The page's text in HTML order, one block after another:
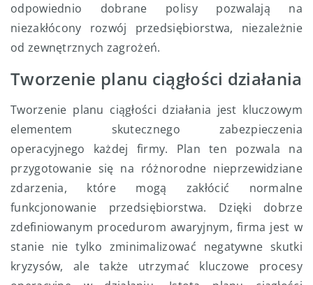
odpowiednio dobrane polisy pozwalają na
niezakłócony rozwój przedsiębiorstwa, niezależnie
od zewnętrznych zagrożeń.
Tworzenie planu ciągłości działania
Tworzenie planu ciągłości działania jest kluczowym
elementem skutecznego zabezpieczenia
operacyjnego każdej firmy. Plan ten pozwala na
przygotowanie się na różnorodne nieprzewidziane
zdarzenia, które mogą zakłócić normalne
funkcjonowanie przedsiębiorstwa. Dzięki dobrze
zdefiniowanym procedurom awaryjnym, firma jest w
stanie nie tylko zminimalizować negatywne skutki
kryzysów, ale także utrzymać kluczowe procesy